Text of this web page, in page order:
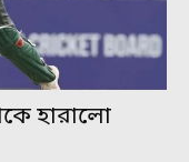
হারালো